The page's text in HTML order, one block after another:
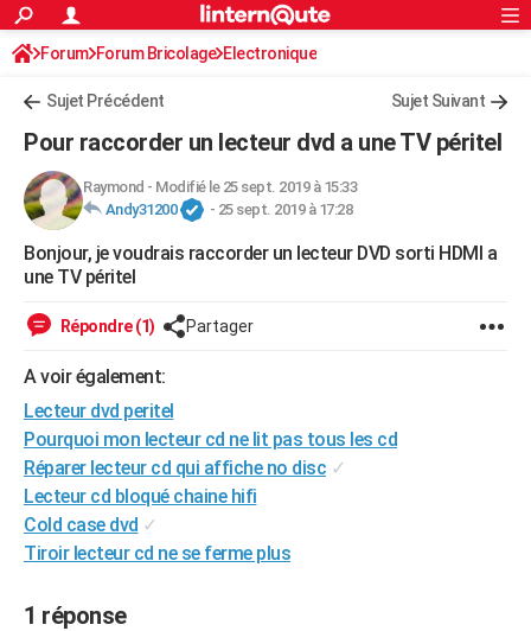
ACTUALITÉS
Politique
Société
Faits Divers
Education
Monde
Villes
+
FINANCE
Retraite
Impôts
Epargne
Immobilier
Risques naturels par ville
Banque
Assurance
Crédit
AUTO
Essais
Réserver un essai
Citadines
Berlines
SUV
Forum auto
+HIGH-TECH
Mobiles
Meilleur smartphone
Internet
Ordinateurs
Jeux vidéo
Guide high-tech
BRICOLAGE
WEEK-END
Guides de France
Escapades
Patrimoine
Expositions
Musées
Week-end nature
+LIFESTYLE
Art de vivre
Bien-être
Loisirs
Mode
Modes de vie
SANTE
Alimentation
Guide de la santé
Maladies
Médicaments
Sommeil
Destinations
City break
Voyage nature
Voyage de noces
Forum
Climat
PHOTO
GUIDES D'ACHAT
S'inscrire
Connexion
Forum Forum Bricolage Electronique
Sujet Précédent Sujet Suivant
Pour raccorder un lecteur dvd a une TV péritel
Raymond - Modifié le 25 sept. 2019 à 15:33
Andy31200
- 25 sept. 2019 à 17:28
Bonjour, je voudrais raccorder un lecteur DVD sorti HDMI a
une TV péritel
Répondre (1) Partager
A voir également:
Lecteur dvd peritel
Pourquoi mon lecteur cd ne lit pas tous les cd
Réparer lecteur cd qui affiche no disc ✓
Lecteur cd bloqué chaine hifi
Cold case dvd ✓
Tiroir lecteur cd ne se ferme plus
1 réponse